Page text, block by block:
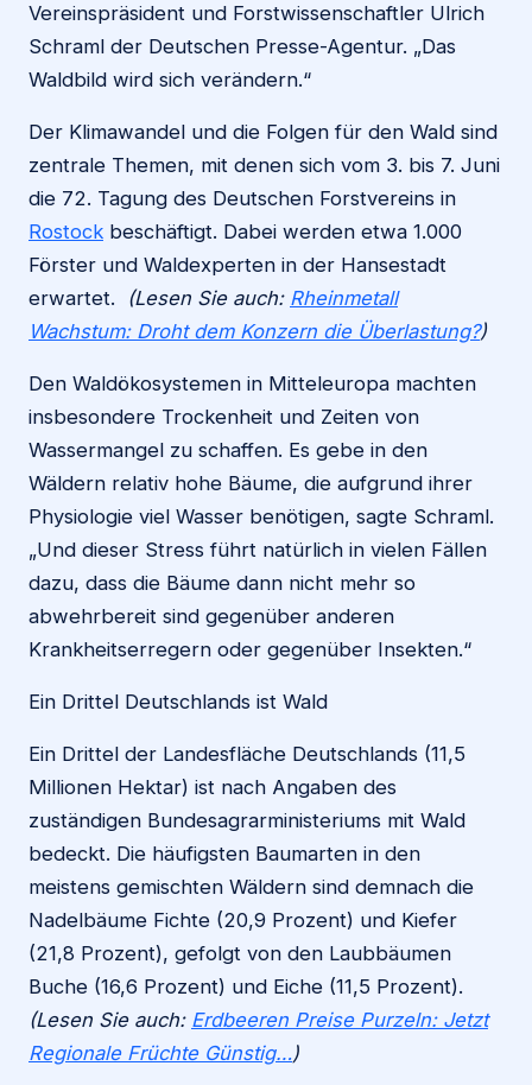
Vereinspräsident und Forstwissenschaftler Ulrich
Schraml der Deutschen Presse-Agentur. „Das
Waldbild wird sich verändern.“
Der Klimawandel und die Folgen für den Wald sind
zentrale Themen, mit denen sich vom 3. bis 7. Juni
die 72. Tagung des Deutschen Forstvereins in
Rostock beschäftigt. Dabei werden etwa 1.000
Förster und Waldexperten in der Hansestadt
erwartet. (Lesen Sie auch: Rheinmetall
Wachstum: Droht dem Konzern die Überlastung?)
Den Waldökosystemen in Mitteleuropa machten
insbesondere Trockenheit und Zeiten von
Wassermangel zu schaffen. Es gebe in den
Wäldern relativ hohe Bäume, die aufgrund ihrer
Physiologie viel Wasser benötigen, sagte Schraml.
„Und dieser Stress führt natürlich in vielen Fällen
dazu, dass die Bäume dann nicht mehr so
abwehrbereit sind gegenüber anderen
Krankheitserregern oder gegenüber Insekten.“
Ein Drittel Deutschlands ist Wald
Ein Drittel der Landesfläche Deutschlands (11,5
Millionen Hektar) ist nach Angaben des
zuständigen Bundesagrarministeriums mit Wald
bedeckt. Die häufigsten Baumarten in den
meistens gemischten Wäldern sind demnach die
Nadelbäume Fichte (20,9 Prozent) und Kiefer
(21,8 Prozent), gefolgt von den Laubbäumen
Buche (16,6 Prozent) und Eiche (11,5 Prozent).
(Lesen Sie auch: Erdbeeren Preise Purzeln: Jetzt
Regionale Früchte Günstig…)